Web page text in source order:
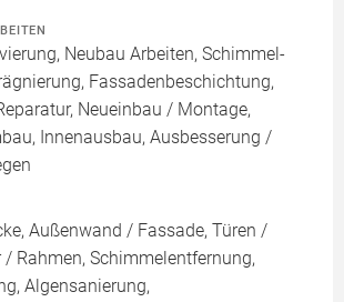
Neubau Arbeiten, Schimmel-
Fassadenbeschichtung,
Neueinbau / Montage,
Innenausbau, Ausbesserung /
Außenwand / Fassade, Türen /
/ Rahmen, Schimmelentfernung,
Algensanierung,